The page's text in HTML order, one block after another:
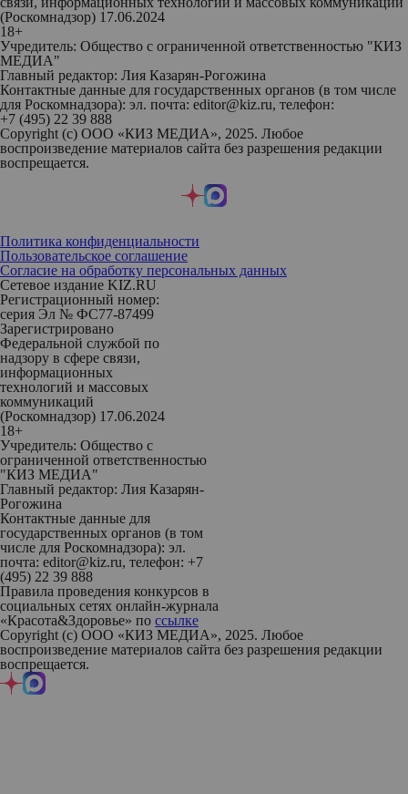
(Роскомнадзор) 17.06.2024
18+
Учредитель: Общество с ограниченной ответственностью "КИЗ
МЕДИА"
Главный редактор: Лия Казарян-Рогожина
Контактные данные для государственных органов (в том числе
для Роскомнадзора): эл. почта: editor@kiz.ru, телефон:
+7 (495) 22 39 888
Copyright (с) ООО «КИЗ МЕДИА», 2025. Любое
воспроизведение материалов сайта без разрешения редакции
воспрещается.
Политика конфиденциальности
Пользовательское соглашение
Согласие на обработку персональных данных
Сетевое издание KIZ.RU
Регистрационный номер:
серия Эл № ФС77-87499
Зарегистрировано
Федеральной службой по
надзору в сфере связи,
информационных
технологий и массовых
коммуникаций
(Роскомнадзор) 17.06.2024
18+
Учредитель: Общество с
ограниченной ответственностью
"КИЗ МЕДИА"
Главный редактор: Лия Казарян-
Рогожина
Контактные данные для
государственных органов (в том
числе для Роскомнадзора): эл.
почта: editor@kiz.ru, телефон: +7
(495) 22 39 888
Правила проведения конкурсов в
социальных сетях онлайн-журнала
«Красота&Здоровье» по ссылке
Copyright (с) ООО «КИЗ МЕДИА», 2025. Любое
воспроизведение материалов сайта без разрешения редакции
воспрещается.